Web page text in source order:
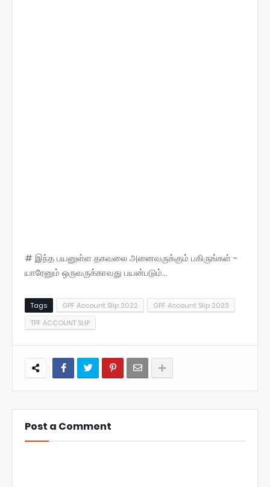
# இந்த பயனுள்ள தகவலை அனைவருக்கும் பகிருங்கள் -
யாரேனும் ஒருவருக்காவது பயன்படும்...
Tags GPF Account Slip 2022
GPF Account Slip 2023
TPF ACCOUNT SLIP
Post a Comment